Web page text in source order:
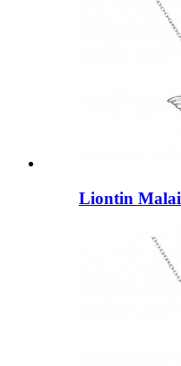
Liontin